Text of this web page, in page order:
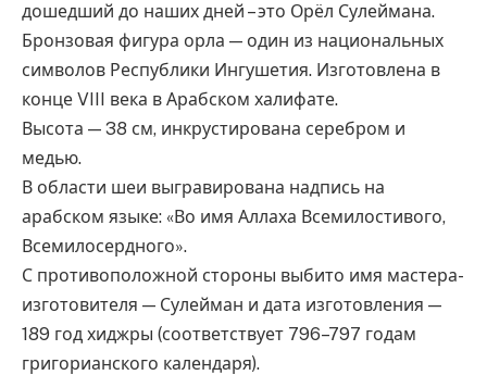
дошедший до наших дней – это Орёл Сулеймана.
Бронзовая фигура орла — один из национальных
символов Республики Ингушетия. Изготовлена в
конце VIII века в Арабском халифате.
Высота — 38 см, инкрустирована серебром и
медью.
В области шеи выгравирована надпись на
арабском языке: «Во имя Аллаха Всемилостивого,
Всемилосердного».
С противоположной стороны выбито имя мастера-
изготовителя — Сулейман и дата изготовления —
189 год хиджры (соответствует 796–797 годам
григорианского календаря).